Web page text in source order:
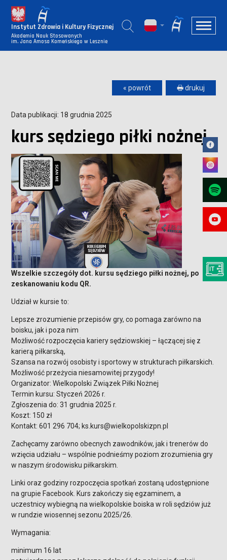
Instytut Zdrowia i Kultury Fizycznej
Akademia Nauk Stosowanych
im. Jana Amosa Komeńskiego w Lesznie
« powrót 🖶 drukuj
Data publikacji: 18 grudnia 2025
kurs sędziego piłki nożnej
Wszelkie szczegóły dot. kursu sędziego piłki nożnej, po
zeskanowaniu kodu QR.
Udział w kursie to:
Lepsze zrozumienie przepisów gry, co pomaga zarówno na
boisku, jak i poza nim
Możliwość rozpoczęcia kariery sędziowskiej – łączącej się z
karierą piłkarską,
Szansa na rozwój osobisty i sportowy w strukturach piłkarskich.
Możliwość przeżycia niesamowitej przygody!
Organizator: Wielkopolski Związek Piłki Nożnej
Termin kursu: Styczeń 2026 r.
Zgłoszenia do: 31 grudnia 2025 r.
Koszt: 150 zł
Kontakt: 601 296 704; ks.kurs@wielkopolskizpn.pl
Zachęcamy zarówno obecnych zawodników, jak i trenerów do
wzięcia udziału – wspólnie podnieśmy poziom zrozumienia gry
w naszym środowisku piłkarskim.
Linki oraz godziny rozpoczęcia spotkań zostaną udostępnione
na grupie Facebook. Kurs zakończy się egzaminem, a
uczestnicy wybiegną na wielkopolskie boiska w roli sędziów już
w rundzie wiosennej sezonu 2025/26.
Wymagania:
minimum 16 lat